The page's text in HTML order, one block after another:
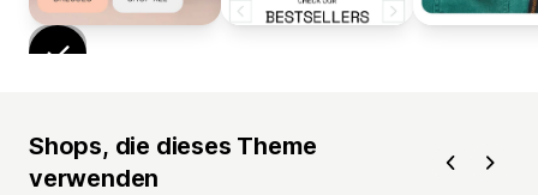
Shops, die dieses Theme
verwenden